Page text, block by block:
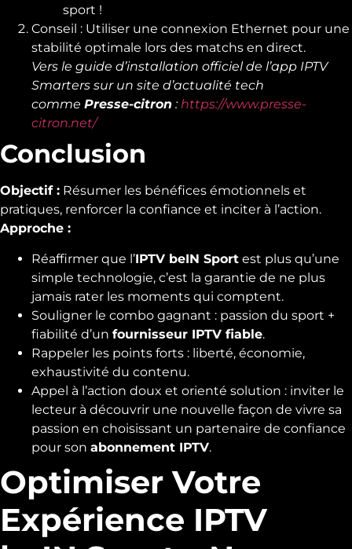
sport !
Conseil : Utiliser une connexion Ethernet pour une
stabilité optimale lors des matchs en direct.
Vers le guide d’installation officiel de l’app IPTV
Smarters sur un site d’actualité tech
comme Presse-citron :https://www.presse-
citron.net/
Conclusion
Objectif : Résumer les bénéfices émotionnels et
pratiques, renforcer la confiance et inciter à l’action.
Approche :
Réaffirmer que l’IPTV beIN Sport est plus qu’une
simple technologie, c’est la garantie de ne plus
jamais rater les moments qui comptent.
Souligner le combo gagnant : passion du sport +
fiabilité d’un fournisseur IPTV fiable.
Rappeler les points forts : liberté, économie,
exhaustivité du contenu.
Appel à l’action doux et orienté solution : inviter le
lecteur à découvrir une nouvelle façon de vivre sa
passion en choisissant un partenaire de confiance
pour son abonnement IPTV.
Optimiser Votre
Expérience IPTV